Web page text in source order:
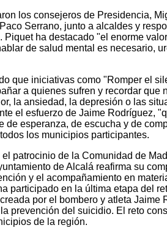
los consejeros de Presidencia,
Serrano, junto a alcaldes y
Piquet ha destacado "el enorme
de salud mental es necesario,
que iniciativas como "Romper el
a quienes sufren y recordar que
la ansiedad, la depresión o las
el esfuerzo de Jaime Rodríguez,
de esperanza, de escucha y de
los municipios participantes.
patrocinio de la Comunidad de
de Alcalá reafirma su
y el acompañamiento en
participado en la última etapa del
por el bombero y atleta Jaime
prevención del suicidio. El reto
de la región.